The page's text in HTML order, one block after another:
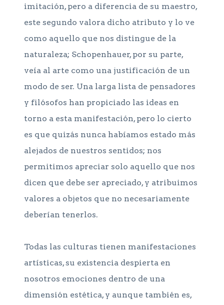
imitación, pero a diferencia de su maestro,
este segundo valora dicho atributo y lo ve
como aquello que nos distingue de la
naturaleza; Schopenhauer, por su parte,
veía al arte como una justificación de un
modo de ser. Una larga lista de pensadores
y filósofos han propiciado las ideas en
torno a esta manifestación, pero lo cierto
es que quizás nunca habíamos estado más
alejados de nuestros sentidos; nos
permitimos apreciar solo aquello que nos
dicen que debe ser apreciado, y atribuimos
valores a objetos que no necesariamente
deberían tenerlos.
Todas las culturas tienen manifestaciones
artísticas, su existencia despierta en
nosotros emociones dentro de una
dimensión estética, y aunque también es,